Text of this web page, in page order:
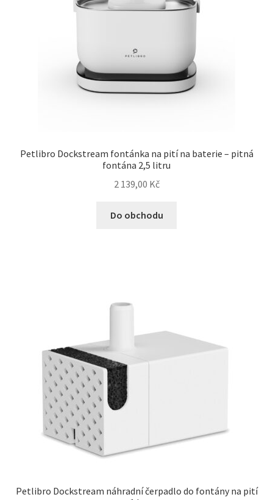
Petlibro Dockstream fontánka na pití na baterie – pitná
fontána 2,5 litru
2 139,00 Kč
Do obchodu
Petlibro Dockstream náhradní čerpadlo do fontány na pití